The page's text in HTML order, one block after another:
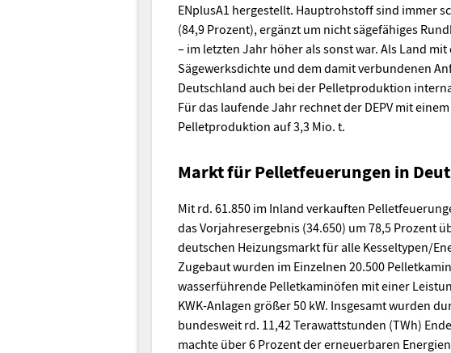
ENplusA1 hergestellt. Hauptrohstoff sind immer
(84,9 Prozent), ergänzt um nicht sägefähiges
– im letzten Jahr höher als sonst war. Als Land
Sägewerksdichte und dem damit verbundenen
Deutschland auch bei der Pelletproduktion
Für das laufende Jahr rechnet der DEPV mit
Pelletproduktion auf 3,3 Mio. t.
Markt für Pelletfeuerungen in
Mit rd. 61.850 im Inland verkauften
das Vorjahresergebnis (34.650) um 78,5 Prozent
deutschen Heizungsmarkt für alle Kesseltypen/
Zugebaut wurden im Einzelnen 20.500
wasserführende Pelletkaminöfen mit einer
KWK-Anlagen größer 50 kW. Insgesamt wurden
bundesweit rd. 11,42 Terawattstunden (TWh)
machte über 6 Prozent der erneuerbaren